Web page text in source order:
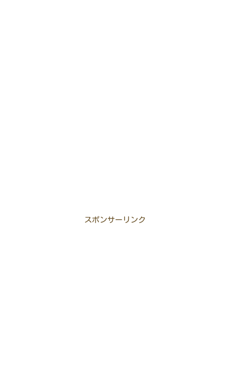
スポンサーリンク